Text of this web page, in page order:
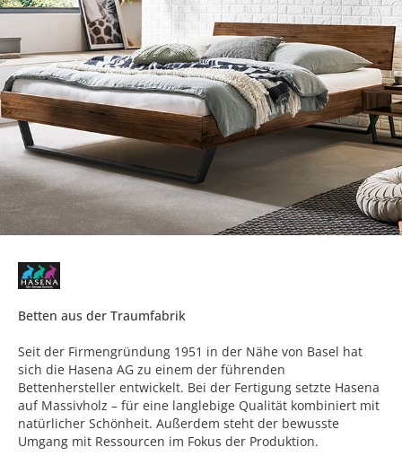
Betten aus der Traumfabrik
Seit der Firmengründung 1951 in der Nähe von Basel hat
sich die Hasena AG zu einem der führenden
Bettenhersteller entwickelt. Bei der Fertigung setzte Hasena
auf Massivholz – für eine langlebige Qualität kombiniert mit
natürlicher Schönheit. Außerdem steht der bewusste
Umgang mit Ressourcen im Fokus der Produktion.